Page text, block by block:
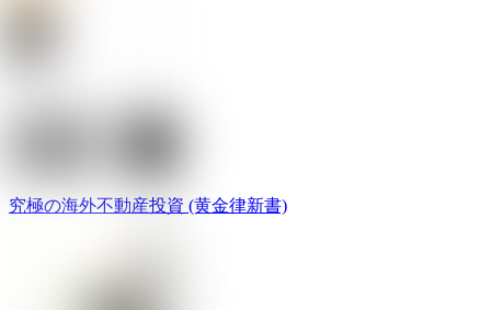
究極の海外不動産投資 (黄金律新書)